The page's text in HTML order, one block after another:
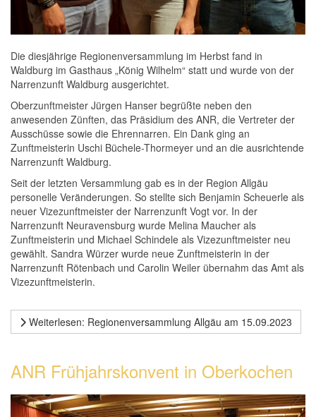
Die diesjährige Regionenversammlung im Herbst fand in
Waldburg im Gasthaus „König Wilhelm“ statt und wurde von der
Narrenzunft Waldburg ausgerichtet.
Oberzunftmeister Jürgen Hanser begrüßte neben den
anwesenden Zünften, das Präsidium des ANR, die Vertreter der
Ausschüsse sowie die Ehrennarren. Ein Dank ging an
Zunftmeisterin Uschi Büchele-Thormeyer und an die ausrichtende
Narrenzunft Waldburg.
Seit der letzten Versammlung gab es in der Region Allgäu
personelle Veränderungen. So stellte sich Benjamin Scheuerle als
neuer Vizezunftmeister der Narrenzunft Vogt vor. In der
Narrenzunft Neuravensburg wurde Melina Maucher als
Zunftmeisterin und Michael Schindele als Vizezunftmeister neu
gewählt. Sandra Würzer wurde neue Zunftmeisterin in der
Narrenzunft Rötenbach und Carolin Weiler übernahm das Amt als
Vizezunftmeisterin.
Weiterlesen: Regionenversammlung Allgäu am 15.09.2023
ANR Frühjahrskonvent in Oberkochen